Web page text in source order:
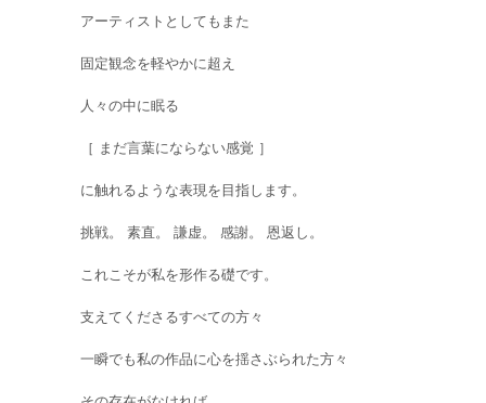
アーティストとしてもまた
固定観念を軽やかに超え
人々の中に眠る
［ まだ言葉にならない感覚 ］
に触れるような表現を目指します。
挑戦。 素直。 謙虚。 感謝。 恩返し。
これこそが私を形作る礎です。
支えてくださるすべての方々
一瞬でも私の作品に心を揺さぶられた方々